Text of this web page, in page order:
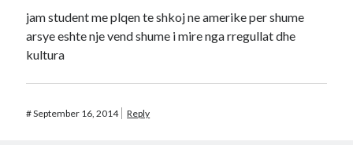
jam student me plqen te shkoj ne amerike per shume
arsye eshte nje vend shume i mire nga rregullat dhe
kultura
#September 16, 2014 Reply